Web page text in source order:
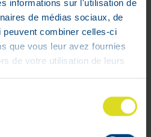
informations sur l'utilisation de
de médias sociaux, de
peuvent combiner celles-ci
que vous leur avez fournies
de votre utilisation de leurs
du retour en stock